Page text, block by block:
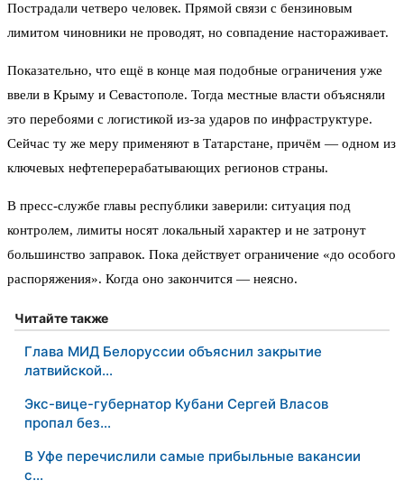
Пострадали четверо человек. Прямой связи с бензиновым
лимитом чиновники не проводят, но совпадение настораживает.
Показательно, что ещё в конце мая подобные ограничения уже
ввели в Крыму и Севастополе. Тогда местные власти объясняли
это перебоями с логистикой из-за ударов по инфраструктуре.
Сейчас ту же меру применяют в Татарстане, причём — одном из
ключевых нефтеперерабатывающих регионов страны.
В пресс-службе главы республики заверили: ситуация под
контролем, лимиты носят локальный характер и не затронут
большинство заправок. Пока действует ограничение «до особого
распоряжения». Когда оно закончится — неясно.
Читайте также
Глава МИД Белоруссии объяснил закрытие
латвийской…
Экс-вице-губернатор Кубани Сергей Власов
пропал без…
В Уфе перечислили самые прибыльные вакансии
с…